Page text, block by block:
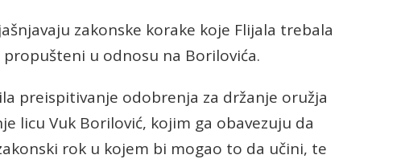
zakonske korake koje Flijala trebala
u odnosu na Borilovića.
preispitivanje odobrenja za držanje oružja
licu Vuk Borilović, kojim ga obavezuju da
rok u kojem bi mogao to da učini, te